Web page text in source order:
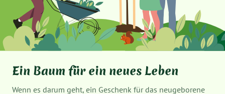
Ein Baum für ein neues Leben
Wenn es darum geht, ein Geschenk für das neugeborene